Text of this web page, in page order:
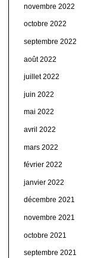
novembre 2022
octobre 2022
septembre 2022
août 2022
juillet 2022
juin 2022
mai 2022
avril 2022
mars 2022
février 2022
janvier 2022
décembre 2021
novembre 2021
octobre 2021
septembre 2021